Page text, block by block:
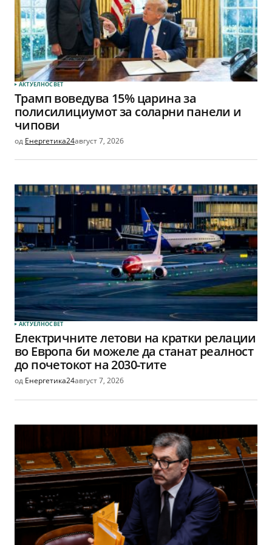
АКТУЕЛНОСВЕТ
Трамп воведува 15% царина за
полисилициумот за соларни панели и
чипови
од Енергетика24август 7, 2026
АКТУЕЛНОСВЕТ
Електричните летови на кратки релации
во Европа би можеле да станат реалност
до почетокот на 2030-тите
од Енергетика24август 7, 2026